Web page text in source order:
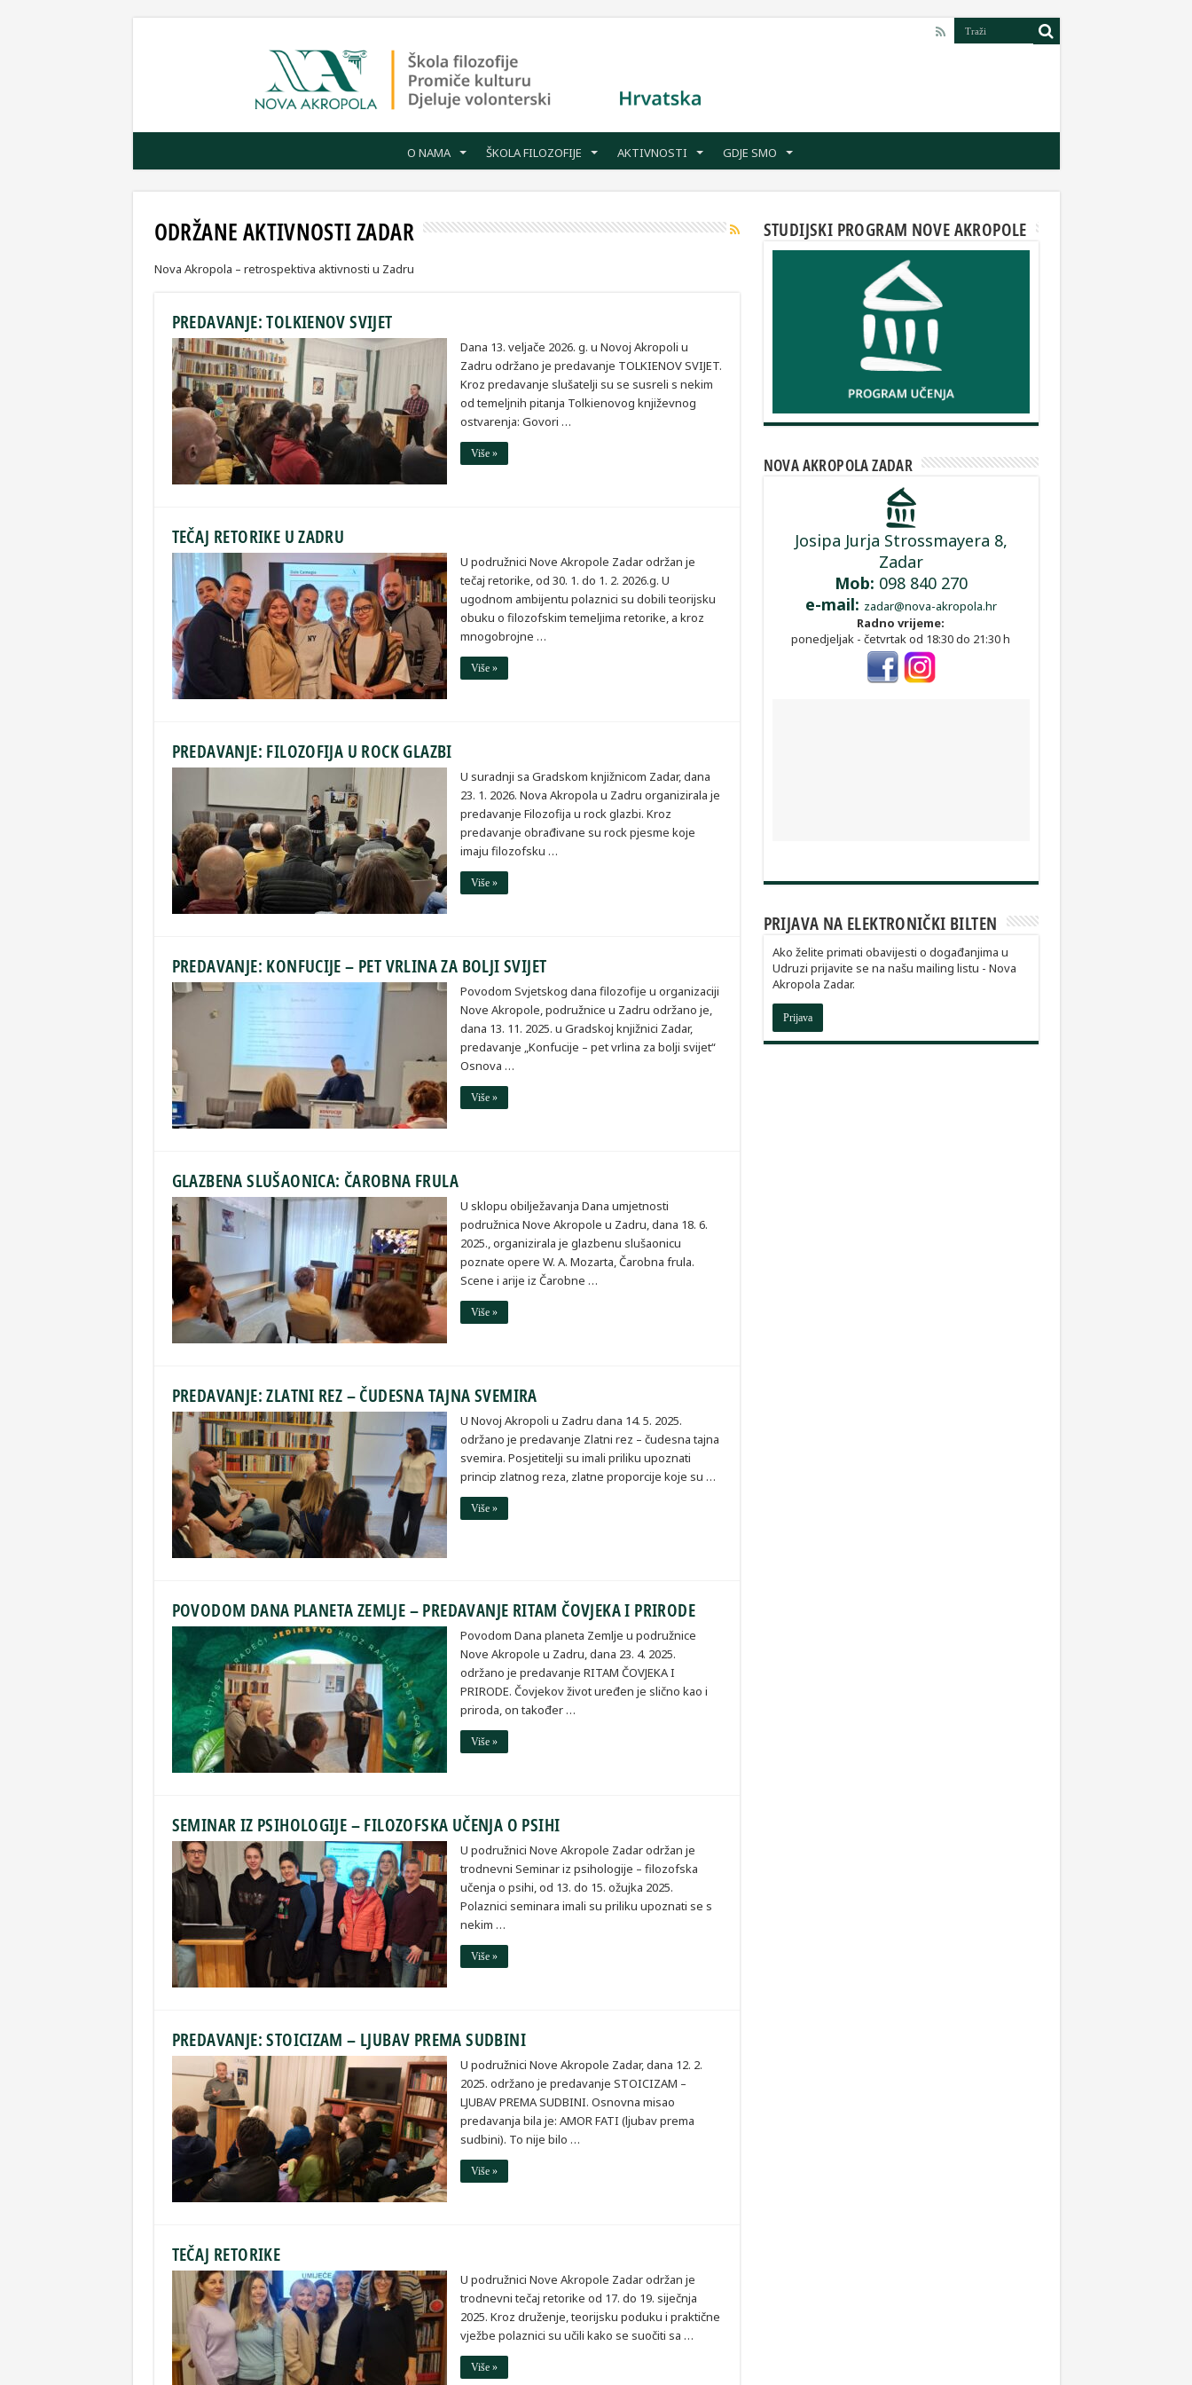
O NAMA ŠKOLA FILOZOFIJE AKTIVNOSTI GDJE SMO
ODRŽANE AKTIVNOSTI ZADAR
Nova Akropola – retrospektiva aktivnosti u Zadru
PREDAVANJE: TOLKIENOV SVIJET
Dana 13. veljače 2026. g. u Novoj Akropoli u
Zadru održano je predavanje TOLKIENOV SVIJET.
Kroz predavanje slušatelji su se susreli s nekim
od temeljnih pitanja Tolkienovog književnog
ostvarenja: Govori …
Više »
TEČAJ RETORIKE U ZADRU
U podružnici Nove Akropole Zadar održan je
tečaj retorike, od 30. 1. do 1. 2. 2026.g. U
ugodnom ambijentu polaznici su dobili teorijsku
obuku o filozofskim temeljima retorike, a kroz
mnogobrojne …
Više »
PREDAVANJE: FILOZOFIJA U ROCK GLAZBI
U suradnji sa Gradskom knjižnicom Zadar, dana
23. 1. 2026. Nova Akropola u Zadru organizirala je
predavanje Filozofija u rock glazbi. Kroz
predavanje obrađivane su rock pjesme koje
imaju filozofsku …
Više »
PREDAVANJE: KONFUCIJE – PET VRLINA ZA BOLJI SVIJET
Povodom Svjetskog dana filozofije u organizaciji
Nove Akropole, podružnice u Zadru održano je,
dana 13. 11. 2025. u Gradskoj knjižnici Zadar,
predavanje „Konfucije – pet vrlina za bolji svijet“
Osnova …
Više »
GLAZBENA SLUŠAONICA: ČAROBNA FRULA
U sklopu obilježavanja Dana umjetnosti
podružnica Nove Akropole u Zadru, dana 18. 6.
2025., organizirala je glazbenu slušaonicu
poznate opere W. A. Mozarta, Čarobna frula.
Scene i arije iz Čarobne …
Više »
PREDAVANJE: ZLATNI REZ – ČUDESNA TAJNA SVEMIRA
U Novoj Akropoli u Zadru dana 14. 5. 2025.
održano je predavanje Zlatni rez – čudesna tajna
svemira. Posjetitelji su imali priliku upoznati
princip zlatnog reza, zlatne proporcije koje su …
Više »
POVODOM DANA PLANETA ZEMLJE – PREDAVANJE RITAM ČOVJEKA I PRIRODE
Povodom Dana planeta Zemlje u podružnice
Nove Akropole u Zadru, dana 23. 4. 2025.
održano je predavanje RITAM ČOVJEKA I
PRIRODE. Čovjekov život uređen je slično kao i
priroda, on također …
Više »
SEMINAR IZ PSIHOLOGIJE – FILOZOFSKA UČENJA O PSIHI
U podružnici Nove Akropole Zadar održan je
trodnevni Seminar iz psihologije – filozofska
učenja o psihi, od 13. do 15. ožujka 2025.
Polaznici seminara imali su priliku upoznati se s
nekim …
Više »
PREDAVANJE: STOICIZAM – LJUBAV PREMA SUDBINI
U podružnici Nove Akropole Zadar, dana 12. 2.
2025. održano je predavanje STOICIZAM –
LJUBAV PREMA SUDBINI. Osnovna misao
predavanja bila je: AMOR FATI (ljubav prema
sudbini). To nije bilo …
Više »
TEČAJ RETORIKE
U podružnici Nove Akropole Zadar održan je
trodnevni tečaj retorike od 17. do 19. siječnja
2025. Kroz druženje, teorijsku poduku i praktične
vježbe polaznici su učili kako se suočiti sa …
Više »
STUDIJSKI PROGRAM NOVE AKROPOLE
NOVA AKROPOLA ZADAR
Josipa Jurja Strossmayera 8,
Zadar
Mob: 098 840 270
e-mail: zadar@nova-akropola.hr
Radno vrijeme:
ponedjeljak - četvrtak od 18:30 do 21:30 h
PRIJAVA NA ELEKTRONIČKI BILTEN
Ako želite primati obavijesti o događanjima u
Udruzi prijavite se na našu mailing listu - Nova
Akropola Zadar.
Prijava